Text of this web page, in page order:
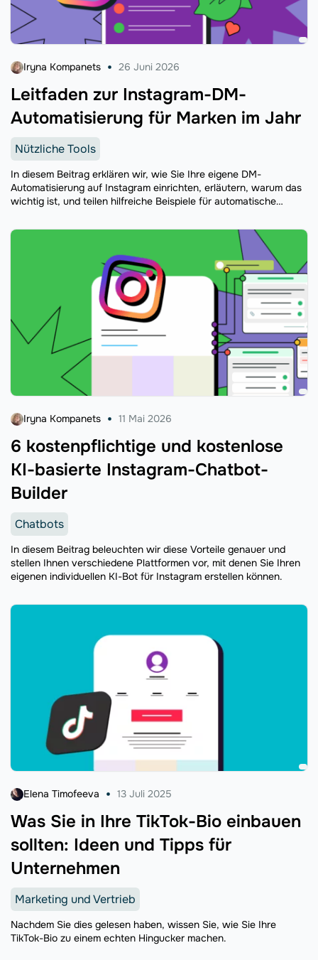
Leitfaden zur Instagram-DM-
Automatisierung für Marken im Jahr
Iryna Kompanets 26 Juni 2026
Nützliche Tools
In diesem Beitrag erklären wir, wie Sie Ihre eigene DM-
Automatisierung auf Instagram einrichten, erläutern, warum das
wichtig ist, und teilen hilfreiche Beispiele für automatische
6 kostenpflichtige und kostenlose
KI-basierte Instagram-Chatbot-
Builder
Iryna Kompanets 11 Mai 2026
Chatbots
In diesem Beitrag beleuchten wir diese Vorteile genauer und
stellen Ihnen verschiedene Plattformen vor, mit denen Sie Ihren
eigenen individuellen KI-Bot für Instagram erstellen können.
Was Sie in Ihre TikTok-Bio einbauen
sollten: Ideen und Tipps für
Unternehmen
Elena Timofeeva 13 Juli 2025
Marketing und Vertrieb
Nachdem Sie dies gelesen haben, wissen Sie, wie Sie Ihre
TikTok-Bio zu einem echten Hingucker machen.